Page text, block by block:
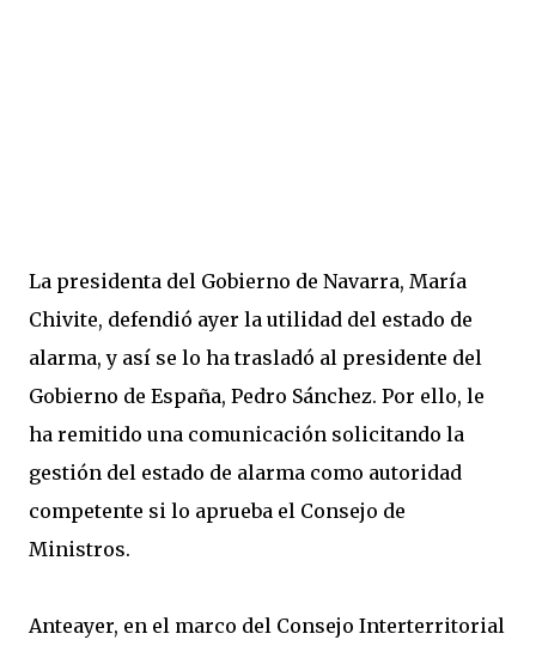
La presidenta del Gobierno de Navarra, María
Chivite, defendió ayer la utilidad del estado de
alarma, y así se lo ha trasladó al presidente del
Gobierno de España, Pedro Sánchez. Por ello, le
ha remitido una comunicación solicitando la
gestión del estado de alarma como autoridad
competente si lo aprueba el Consejo de
Ministros.
Anteayer, en el marco del Consejo Interterritorial